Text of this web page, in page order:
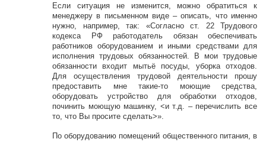
Если ситуация не изменится, можно обратиться к
менеджеру в письменном виде – описать, что именно
нужно, например, так: «Согласно ст. 22 Трудового
кодекса РФ работодатель обязан обеспечивать
работников оборудованием и иными средствами для
исполнения трудовых обязанностей. В мои трудовые
обязанности входит мытьё посуды, уборка отходов.
Для осуществления трудовой деятельности прошу
предоставить мне такие-то моющие средства,
оборудовать устройство для обработки отходов,
починить моющую машинку, <и т.д. – перечислить все
то, что Вы просите сделать>».
По оборудованию помещений общественного питания, в